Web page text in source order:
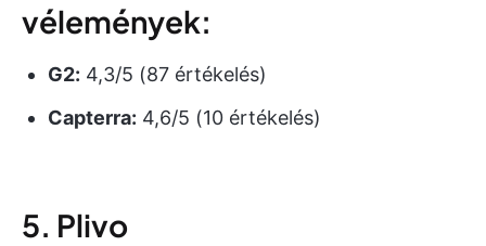
vélemények:
G2: 4,3/5 (87 értékelés)
Capterra: 4,6/5 (10 értékelés)
5. Plivo